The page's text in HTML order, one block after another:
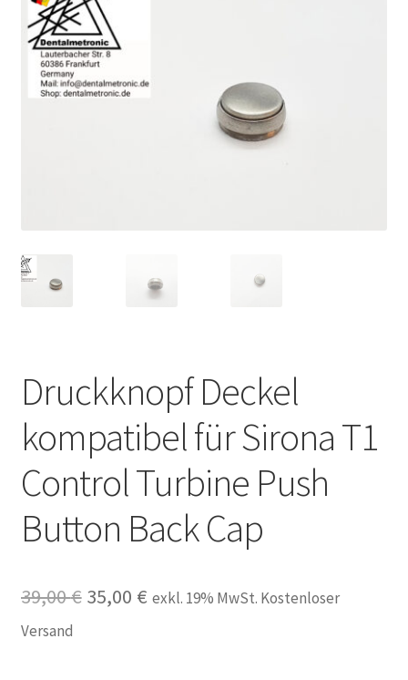
Reparaturservice
Wichtige Infos
Druckknopf Deckel
kompatibel für Sirona T1
Control Turbine Push
Button Back Cap
39,00€ Ursprünglicher
35,00 €Aktueller
exkl. 19% MwSt. Kostenloser
Versand